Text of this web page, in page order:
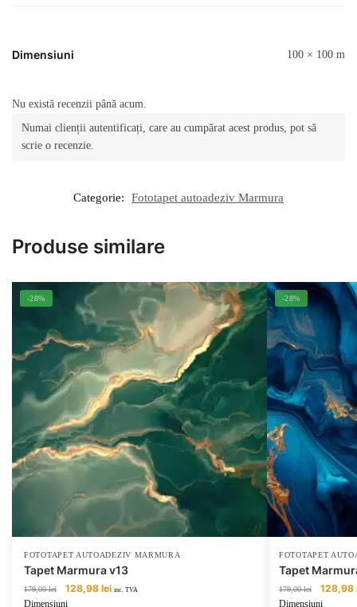
Dimensiuni 100 × 100 m
Nu există recenzii până acum.
Numai clienții autentificați, care au cumpărat acest produs, pot să
scrie o recenzie.
Categorie: Fototapet autoadeziv Marmura
Produse similare
-28%
FOTOTAPET AUTOADEZIV MARMURA
Tapet Marmura v13
179,00lei
Prețul
inițial
128,98 leiPrețul
inc. TVA
Dimensiuni
-28%
FOTOTAPET
Tapet
179,00lei
Prețul
inițial
128,98
Dimensiuni